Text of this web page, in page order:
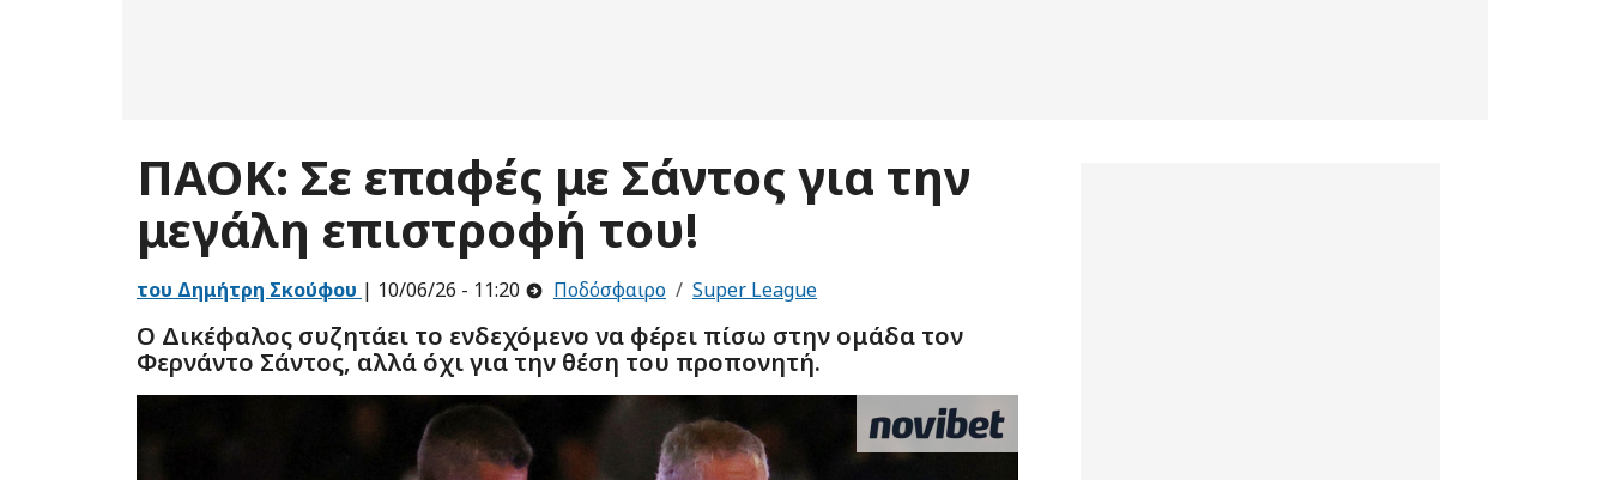
ΠΑΟΚ: Σε επαφές με Σάντος για την
μεγάλη επιστροφή του!
του Δημήτρη Σκούφου | 10/06/26 - 11:20 Ποδόσφαιρο Super League
Ο Δικέφαλος συζητάει το ενδεχόμενο να φέρει πίσω στην ομάδα τον
Φερνάντο Σάντος, αλλά όχι για την θέση του προπονητή.